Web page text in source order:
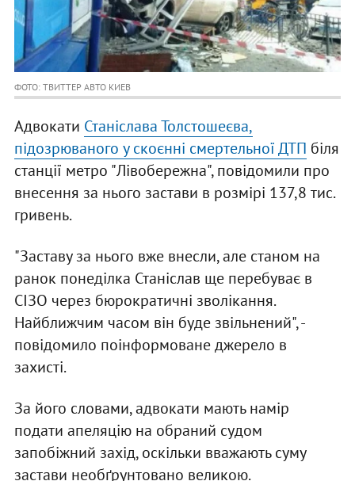
ФОТО: ТВИТТЕР АВТО КИЕВ
Адвокати Станіслава Толстошеєва,
підозрюваного у скоєнні смертельної ДТП біля
станції метро "Лівобережна", повідомили про
внесення за нього застави в розмірі 137,8 тис.
гривень.
"Заставу за нього вже внесли, але станом на
ранок понеділка Станіслав ще перебуває в
СІЗО через бюрократичні зволікання.
Найближчим часом він буде звільнений", -
повідомило поінформоване джерело в
захисті.
За його словами, адвокати мають намір
подати апеляцію на обраний судом
запобіжний захід, оскільки вважають суму
застави необґрунтовано великою.